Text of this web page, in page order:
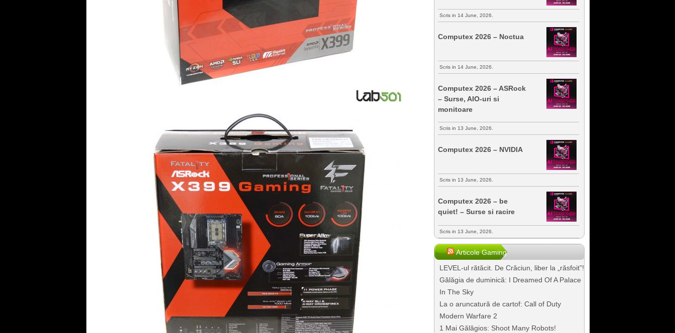
Scris in 14 June, 2026.
Computex 2026 – Noctua
Scris in 14 June, 2026.
Computex 2026 – ASRock
– Surse, AIO-uri si
monitoare
Scris in 13 June, 2026.
Computex 2026 – NVIDIA
Scris in 13 June, 2026.
Computex 2026 – be
quiet! – Surse si racire
Scris in 13 June, 2026.
Articole Gaming
LEVEL-ul rătăcit. De Crăciun, liber la „răsfoit”!
Gălăgia de duminică: I Dreamed Of A Palace
In The Sky
La o aruncatură de cartof: Call of Duty
Modern Warfare 2
1 Mai Gălăgios: Shoot Many Robots!